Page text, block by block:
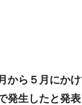
から５月にか
発生したと発